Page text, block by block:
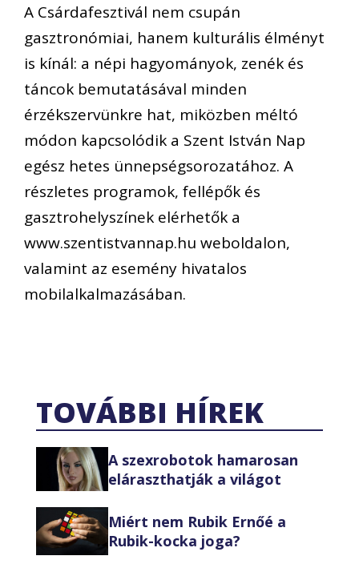
A Csárdafesztivál nem csupán
gasztronómiai, hanem kulturális élményt
is kínál: a népi hagyományok, zenék és
táncok bemutatásával minden
érzékszervünkre hat, miközben méltó
módon kapcsolódik a Szent István Nap
egész hetes ünnepségsorozatához. A
részletes programok, fellépők és
gasztrohelyszínek elérhetők a
www.szentistvannap.hu weboldalon,
valamint az esemény hivatalos
mobilalkalmazásában.
TOVÁBBI HÍREK
A szexrobotok hamarosan
eláraszthatják a világot
Miért nem Rubik Ernőé a
Rubik-kocka joga?